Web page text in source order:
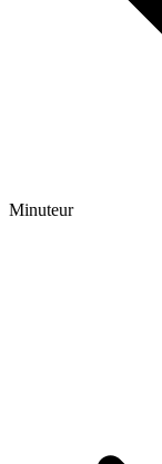
Minuteur